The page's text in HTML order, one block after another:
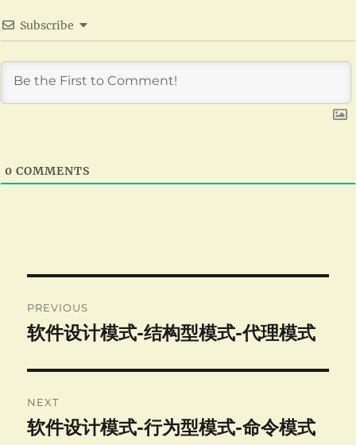
Subscribe
0 COMMENTS
navigation
PREVIOUS
Previous
软件设计模式-结构型模式-代理模式
NEXT
Next
软件设计模式-行为型模式-命令模式